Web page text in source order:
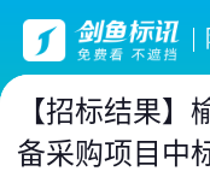
【招标结果】
备采购项目中